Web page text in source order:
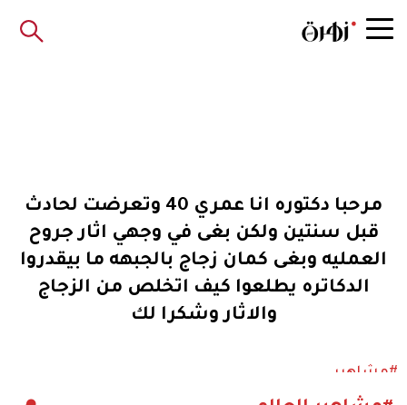
مرحبا دكتوره انا عمري 40 وتعرضت لحادث
قبل سنتين ولكن بغى في وجهي اثار جروح
العمليه وبغى كمان زجاج بالجبهه ما بيقدروا
الدكاتره يطلعوا كيف اتخلص من الزجاج
والاثار وشكرا لك
#مشاهير